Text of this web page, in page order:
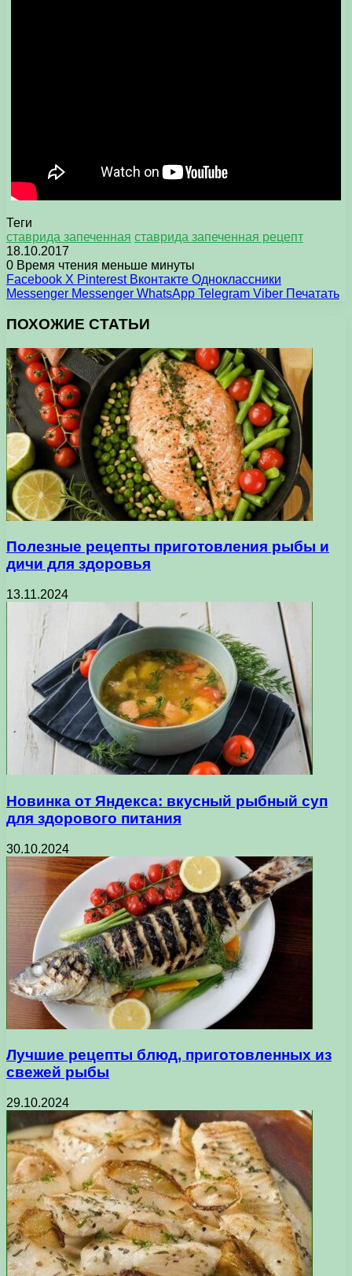
Теги
ставрида запеченная ставрида запеченная рецепт
18.10.2017
0 Время чтения меньше минуты
Facebook X Pinterest Вконтакте Одноклассники
Messenger Messenger WhatsApp Telegram Viber Печатать
ПОХОЖИЕ СТАТЬИ
Полезные рецепты приготовления рыбы и
дичи для здоровья
13.11.2024
Новинка от Яндекса: вкусный рыбный суп
для здорового питания
30.10.2024
Лучшие рецепты блюд, приготовленных из
свежей рыбы
29.10.2024